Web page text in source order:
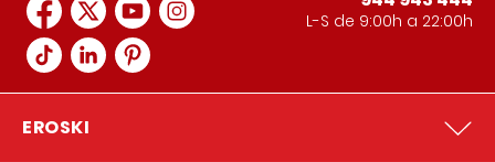
L-S de 9:00h a 22:00h
EROSKI